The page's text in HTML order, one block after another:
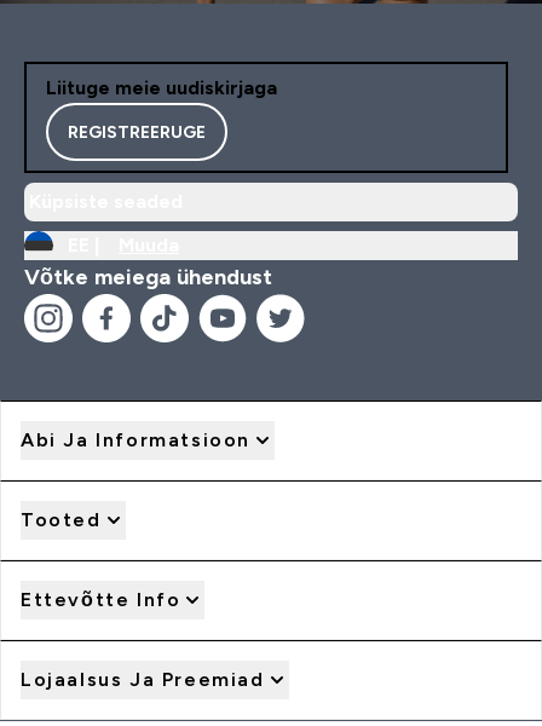
Liituge meie uudiskirjaga
REGISTREERUGE
Võtke meiega ühendust
Abi Ja Informatsioon
Tooted
Ettevõtte Info
Lojaalsus Ja Preemiad